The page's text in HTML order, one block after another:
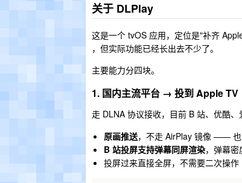
关于 DLPlay
这是一个 tvOS 应用，定位是"补齐
，但实际功能已经长出去不少了。
主要能力分四块。
1. 国内主流平台 → 投到 Apple TV
走 DLNA 协议接收，目前 B 站、优酷、
原画推送，不走 AirPlay 镜像 —— 也
B 站投屏支持弹幕同屏渲染，弹幕密
投屏过来直接全屏，不需要二次操作